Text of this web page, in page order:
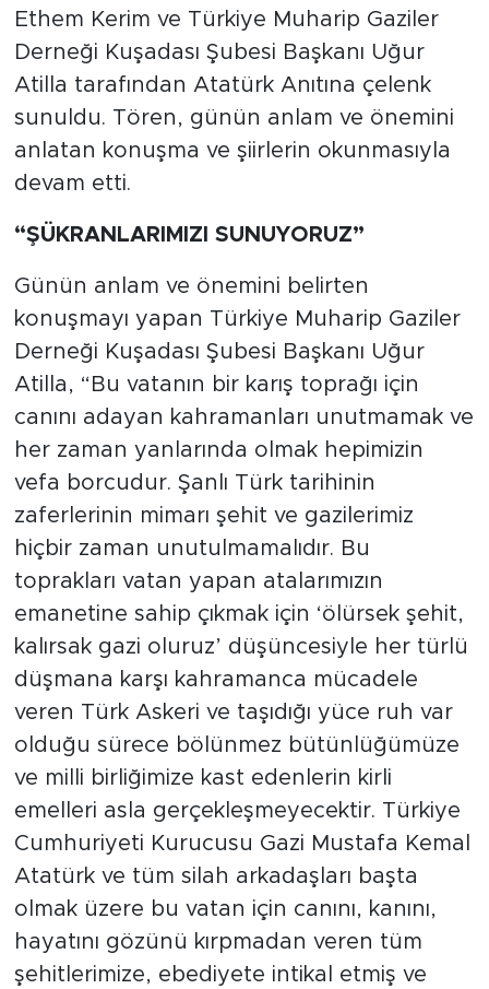
Ethem Kerim ve Türkiye Muharip Gaziler
Derneği Kuşadası Şubesi Başkanı Uğur
Atilla tarafından Atatürk Anıtına çelenk
sunuldu. Tören, günün anlam ve önemini
anlatan konuşma ve şiirlerin okunmasıyla
devam etti.
“ŞÜKRANLARIMIZI SUNUYORUZ”
Günün anlam ve önemini belirten
konuşmayı yapan Türkiye Muharip Gaziler
Derneği Kuşadası Şubesi Başkanı Uğur
Atilla, “Bu vatanın bir karış toprağı için
canını adayan kahramanları unutmamak ve
her zaman yanlarında olmak hepimizin
vefa borcudur. Şanlı Türk tarihinin
zaferlerinin mimarı şehit ve gazilerimiz
hiçbir zaman unutulmamalıdır. Bu
toprakları vatan yapan atalarımızın
emanetine sahip çıkmak için ‘ölürsek şehit,
kalırsak gazi oluruz’ düşüncesiyle her türlü
düşmana karşı kahramanca mücadele
veren Türk Askeri ve taşıdığı yüce ruh var
olduğu sürece bölünmez bütünlüğümüze
ve milli birliğimize kast edenlerin kirli
emelleri asla gerçekleşmeyecektir. Türkiye
Cumhuriyeti Kurucusu Gazi Mustafa Kemal
Atatürk ve tüm silah arkadaşları başta
olmak üzere bu vatan için canını, kanını,
hayatını gözünü kırpmadan veren tüm
şehitlerimize, ebediyete intikal etmiş ve